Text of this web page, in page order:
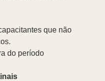
que não
do período